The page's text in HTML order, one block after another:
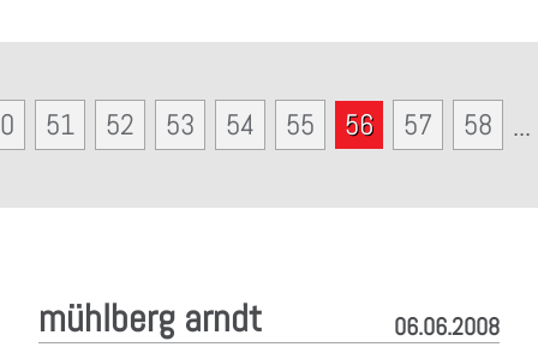
51 52 53 54 55 56 57 58 ...
mühlberg arndt 06.06.2008